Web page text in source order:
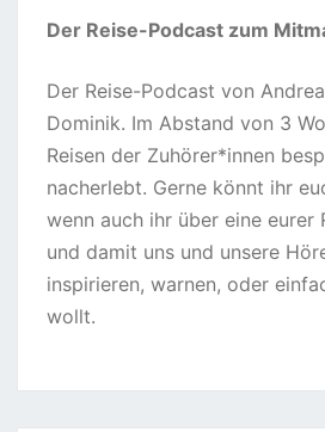
Der Reise-Podcast zum
Der Reise-Podcast von
Dominik. Im Abstand von 3
Reisen der Zuhörer*innen
nacherlebt. Gerne könnt ihr
wenn auch ihr über eine eurer
und damit uns und unsere
inspirieren, warnen, oder
wollt.